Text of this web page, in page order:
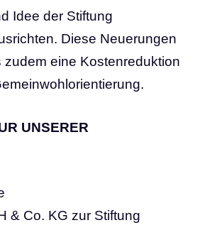
Idee der Stiftung
Diese Neuerungen
eine Kostenreduktion
UNSERER
& Co. KG zur Stiftung